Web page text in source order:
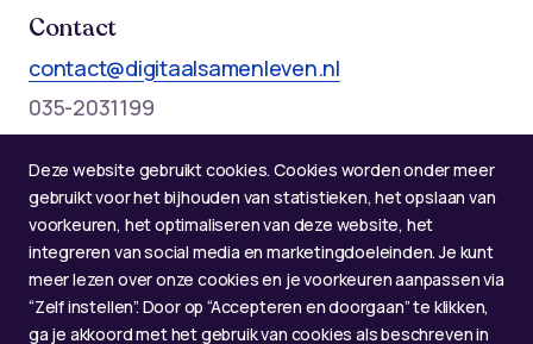
Deze website gebruikt cookies. Cookies worden onder meer
gebruikt voor het bijhouden van statistieken, het opslaan van
voorkeuren, het optimaliseren van deze website, het
integreren van social media en marketingdoeleinden. Je kunt
meer lezen over onze cookies en je voorkeuren aanpassen via
“Zelf instellen”. Door op “Accepteren en doorgaan” te klikken,
ga je akkoord met het gebruik van cookies als beschreven in
Contact
contact@digitaalsamenleven.nl
035-2031199
Maandag t/m donderdag: 09:00 - 12:00 en 13:00 - 17:00